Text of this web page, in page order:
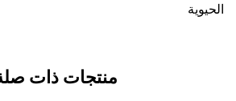
الحيوية
منتجات ذات